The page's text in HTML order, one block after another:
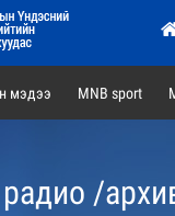
мэдээ MNB sport
/